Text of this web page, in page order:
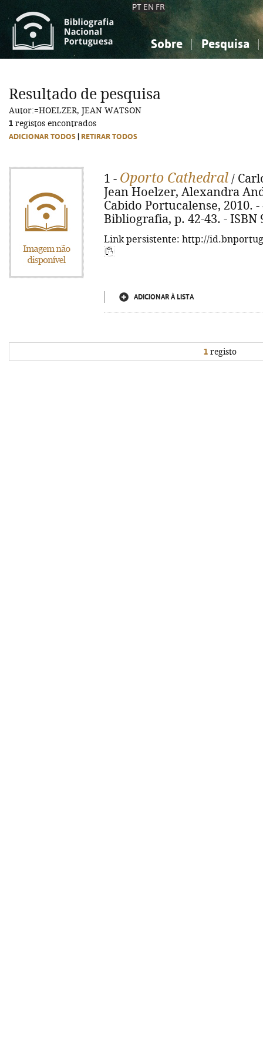
PT EN FR
Sobre Pesquisa
Ciências sociais...
Ciências sociais...
Resultado de pesquisa
Autor:=HOELZER, JEAN WATSON
1 registos encontrados
ADICIONAR TODOS RETIRAR TODOS
1 - Oporto Cathedral /
Jean Hoelzer, Alexandra
Cabido Portucalense, 2010.
Bibliografia, p. 42-43. - ISBN
Link persistente: http://
ADICIONAR À LISTA
1 registo